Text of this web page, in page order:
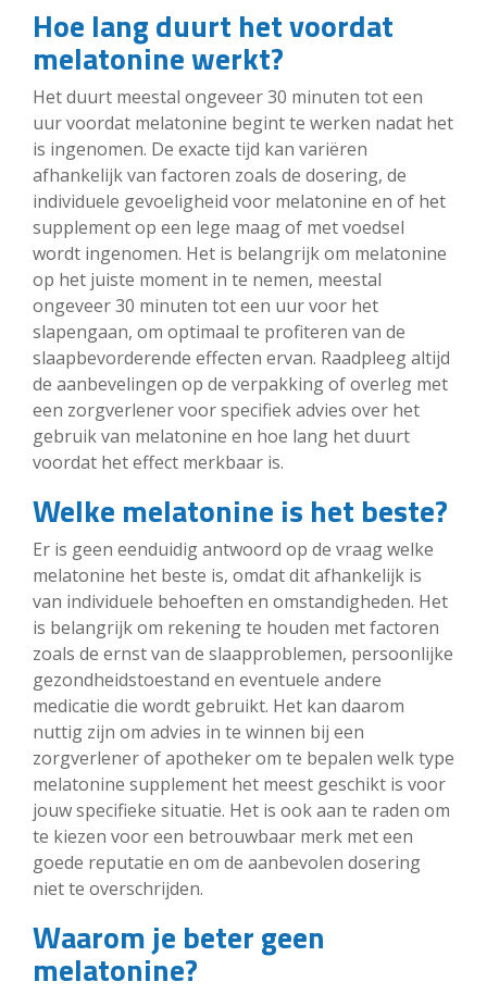
Hoe lang duurt het voordat
melatonine werkt?
Het duurt meestal ongeveer 30 minuten tot een
uur voordat melatonine begint te werken nadat het
is ingenomen. De exacte tijd kan variëren
afhankelijk van factoren zoals de dosering, de
individuele gevoeligheid voor melatonine en of het
supplement op een lege maag of met voedsel
wordt ingenomen. Het is belangrijk om melatonine
op het juiste moment in te nemen, meestal
ongeveer 30 minuten tot een uur voor het
slapengaan, om optimaal te profiteren van de
slaapbevorderende effecten ervan. Raadpleeg altijd
de aanbevelingen op de verpakking of overleg met
een zorgverlener voor specifiek advies over het
gebruik van melatonine en hoe lang het duurt
voordat het effect merkbaar is.
Welke melatonine is het beste?
Er is geen eenduidig antwoord op de vraag welke
melatonine het beste is, omdat dit afhankelijk is
van individuele behoeften en omstandigheden. Het
is belangrijk om rekening te houden met factoren
zoals de ernst van de slaapproblemen, persoonlijke
gezondheidstoestand en eventuele andere
medicatie die wordt gebruikt. Het kan daarom
nuttig zijn om advies in te winnen bij een
zorgverlener of apotheker om te bepalen welk type
melatonine supplement het meest geschikt is voor
jouw specifieke situatie. Het is ook aan te raden om
te kiezen voor een betrouwbaar merk met een
goede reputatie en om de aanbevolen dosering
niet te overschrijden.
Waarom je beter geen
melatonine?